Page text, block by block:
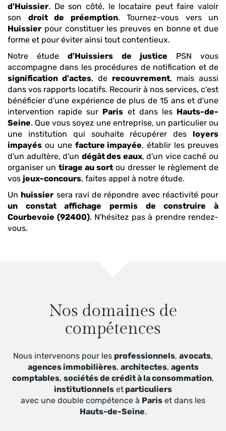
d'Huissier. De son côté, le locataire peut faire valoir
son droit de préemption. Tournez-vous vers un
Huissier pour constituer les preuves en bonne et due
forme et pour éviter ainsi tout contentieux.
Notre étuded'Huissiers de justice PSN vous
accompagne dans les procédures de notification et de
signification d'actes, de recouvrement, mais aussi
dans vos rapports locatifs. Recourir à nos services, c'est
bénéficier d'une expérience de plus de 15 ans et d'une
intervention rapide sur Paris et dans les Hauts-de-
Seine. Que vous soyez une entreprise, un particulier ou
une institution qui souhaite récupérer des loyers
impayés ou une facture impayée, établir les preuves
d'un adultère, d'un dégât des eaux, d'un vice caché ou
organiser un tirage au sort ou dresser le règlement de
vos jeux-concours, faites appel à notre étude.
Un huissier sera ravi de répondre avec réactivité pour
un constat affichage permis de construire
à
Courbevoie (92400). N'hésitez pas à prendre rendez-
vous.
Nos domaines de
compétences
Nous intervenons pour les professionnels, avocats,
agences immobilières, architectes, agents
comptables, sociétés de crédit à la consommation,
institutionnels et particuliers
avec une double compétence à Paris et dans les
Hauts-de-Seine.